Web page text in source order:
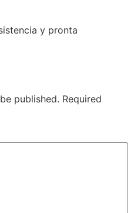
y pronta
published. Required